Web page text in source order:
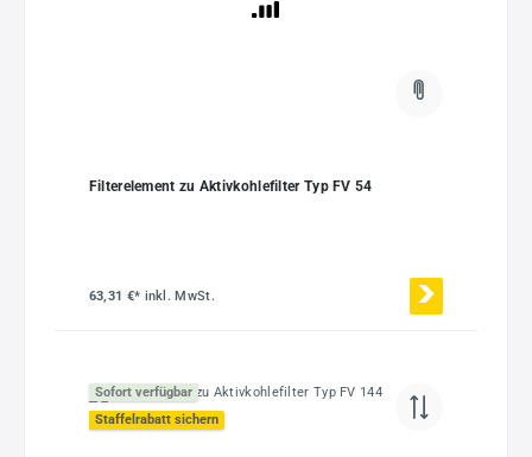
Filterelement zu Aktivkohlefilter Typ FV 54
63,31 €* inkl. MwSt.
Sofort verfügbar
Staffelrabatt sichern